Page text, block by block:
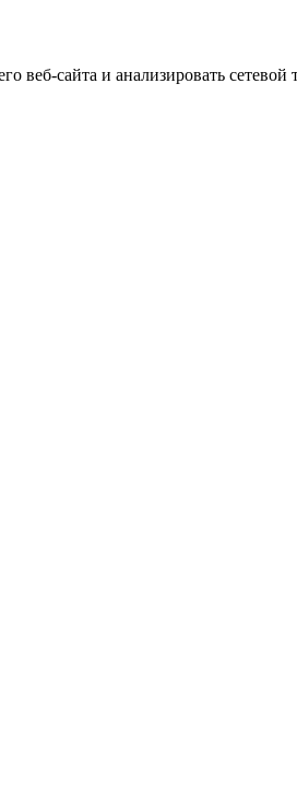
веб-сайта и анализировать сетевой